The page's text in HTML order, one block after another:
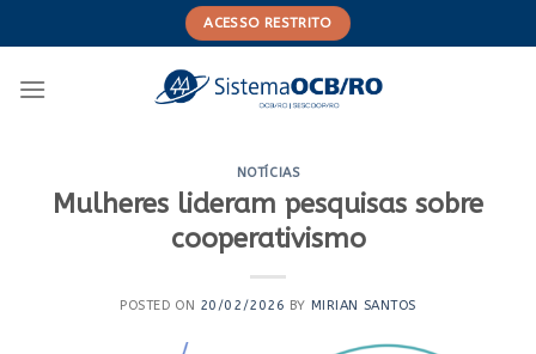
to
ACESSO RESTRITO
NOTÍCIAS
Mulheres lideram pesquisas sobre
cooperativismo
POSTED ON 20/02/2026 BY MIRIAN SANTOS